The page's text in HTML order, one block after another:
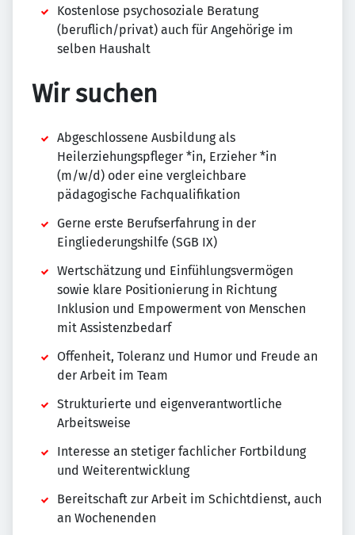
Kostenlose psychosoziale Beratung
(beruflich/privat) auch für Angehörige im
selben Haushalt
Wir suchen
Abgeschlossene Ausbildung als
Heilerziehungspfleger *in, Erzieher *in
(m/w/d) oder eine vergleichbare
pädagogische Fachqualifikation
Gerne erste Berufserfahrung in der
Eingliederungshilfe (SGB IX)
Wertschätzung und Einfühlungsvermögen
sowie klare Positionierung in Richtung
Inklusion und Empowerment von Menschen
mit Assistenzbedarf
Offenheit, Toleranz und Humor und Freude an
der Arbeit im Team
Strukturierte und eigenverantwortliche
Arbeitsweise
Interesse an stetiger fachlicher Fortbildung
und Weiterentwicklung
Bereitschaft zur Arbeit im Schichtdienst, auch
an Wochenenden